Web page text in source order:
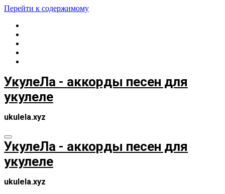
Перейти к содержимому
УкулеЛа - аккорды песен для
укулеле
ukulela.xyz
УкулеЛа - аккорды песен для
укулеле
ukulela.xyz